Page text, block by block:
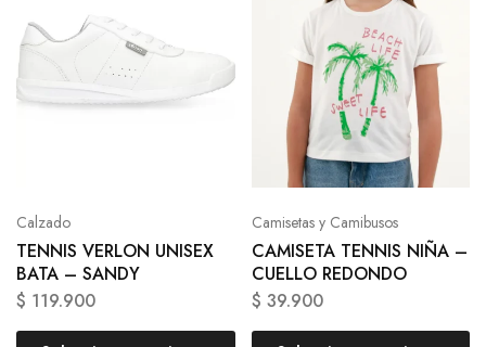
Calzado
TENNIS VERLON UNISEX
BATA – SANDY
$ 119.900
Camisetas y Camibusos
CAMISETA TENNIS NIÑA –
CUELLO REDONDO
$ 39.900